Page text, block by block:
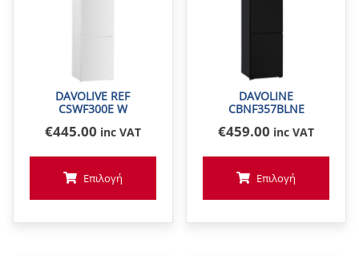
DAVOLIVE REF
CSWF300E W
€445.00 inc VAT
Επιλογή
DAVOLINE
CBNF357BLNE
€459.00 inc VAT
Επιλογή